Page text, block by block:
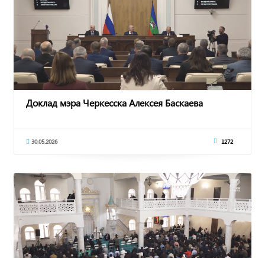
Доклад мэра Черкесска Алексея Баскаева
30.05.2026 1272